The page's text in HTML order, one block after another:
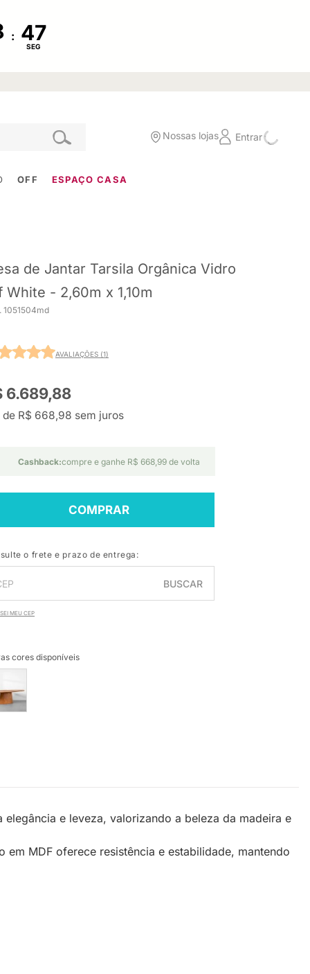
:
SEG
Nossas lojas Entrar
OFF ESPAÇO CASA
de Jantar Tarsila Orgânica Vidro
White - 2,60m x 1,10m
1051504md
AVALIAÇÕES (1)
6.689,88
de R$ 668,98 sem juros
Cashback:compre e ganhe R$ 668,99 de volta
COMPRAR
o frete e prazo de entrega:
BUSCAR
MEU CEP
cores disponíveis
e leveza, valorizando a beleza da madeira e
MDF oferece resistência e estabilidade, mantendo